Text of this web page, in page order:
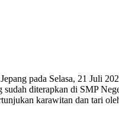
pada Selasa, 21 Juli
sudah diterapkan di SMP
karawitan dan tari